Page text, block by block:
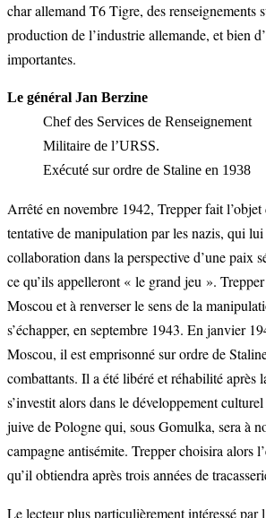
char allemand T6 Tigre, des renseignements
production de l’industrie allemande, et bien
importantes.
Le général Jan Berzine
Chef des Services de Renseignement
Militaire de l’URSS.
Exécuté sur ordre de Staline en 1938
Arrêté en novembre 1942, Trepper fait l’objet
tentative de manipulation par les nazis, qui lui
collaboration dans la perspective d’une paix
ce qu’ils appelleront « le grand jeu ».
Moscou et à renverser le sens de la
s’échapper, en septembre 1943. En janvier
Moscou, il est emprisonné sur ordre de
combattants. Il a été libéré et réhabilité après
s’investit alors dans le développement
juive de Pologne qui, sous Gomulka, sera à
campagne antisémite. Trepper choisira alors
qu’il obtiendra après trois années de
Le lecteur plus particulièrement intéressé par